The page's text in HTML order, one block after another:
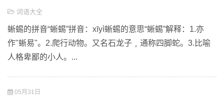
词语大全
蜥蜴的拼音“蜥蜴”拼音：xīyì蜥蜴的意思“蜥蜴”解释：1.亦
作"蜥易"。2.爬行动物。又名石龙子﹐通称四脚蛇。3.比喻
人格卑鄙的小人。...
05月31日